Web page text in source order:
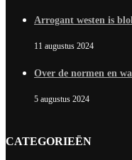
Arrogant westen is
11 augustus 2024
Over de normen en
5 augustus 2024
CATEGORIEËN